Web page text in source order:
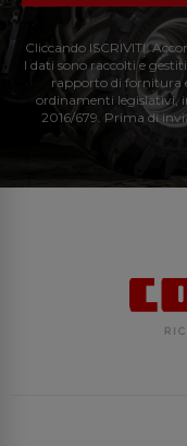
Cliccando ISCRIVITI:
I dati sono raccolti e
rapporto di fornitura
ordinamenti legislativi,
2016/679. Prima di